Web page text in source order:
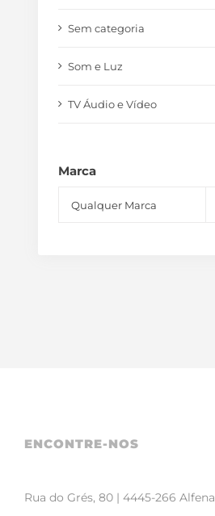
Sem categoria
Som e Luz
TV Áudio e Vídeo
Marca
Qualquer Marca
ENCONTRE-NOS
Rua do Grés, 80 | 4445-266 Alfena